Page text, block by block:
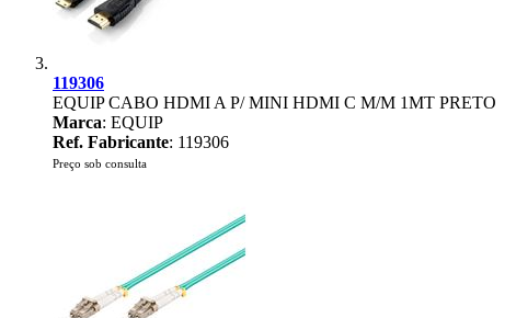
119306
EQUIP CABO HDMI A P/ MINI HDMI C M/M 1MT PRETO
Marca: EQUIP
Ref. Fabricante: 119306
Preço sob consulta